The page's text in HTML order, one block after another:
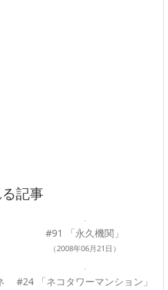
記事
#91 「永久機関」
（2008年06月21日）
#24 「ネコタワーマンション」